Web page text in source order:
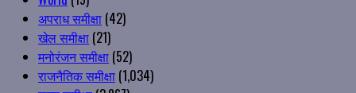
अपराध समीक्षा (42)
खेल समीक्षा (21)
मनोरंजन समीक्षा (52)
राजनैतिक समीक्षा (1,034)